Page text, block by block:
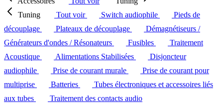
Tuning
Tout voir Switch audiophile
Pieds de
découplage
Plateaux de découplage
Démagnétiseurs /
Générateurs d'ondes / Résonateurs
Fusibles
Traitement
Acoustique
Alimentations Stabilisées
Disjoncteur
audiophile
Prise de courant murale
Prise de courant pour
multiprise
Batteries
Tubes électroniques et accessoires liés
aux tubes
Traitement des contacts audio